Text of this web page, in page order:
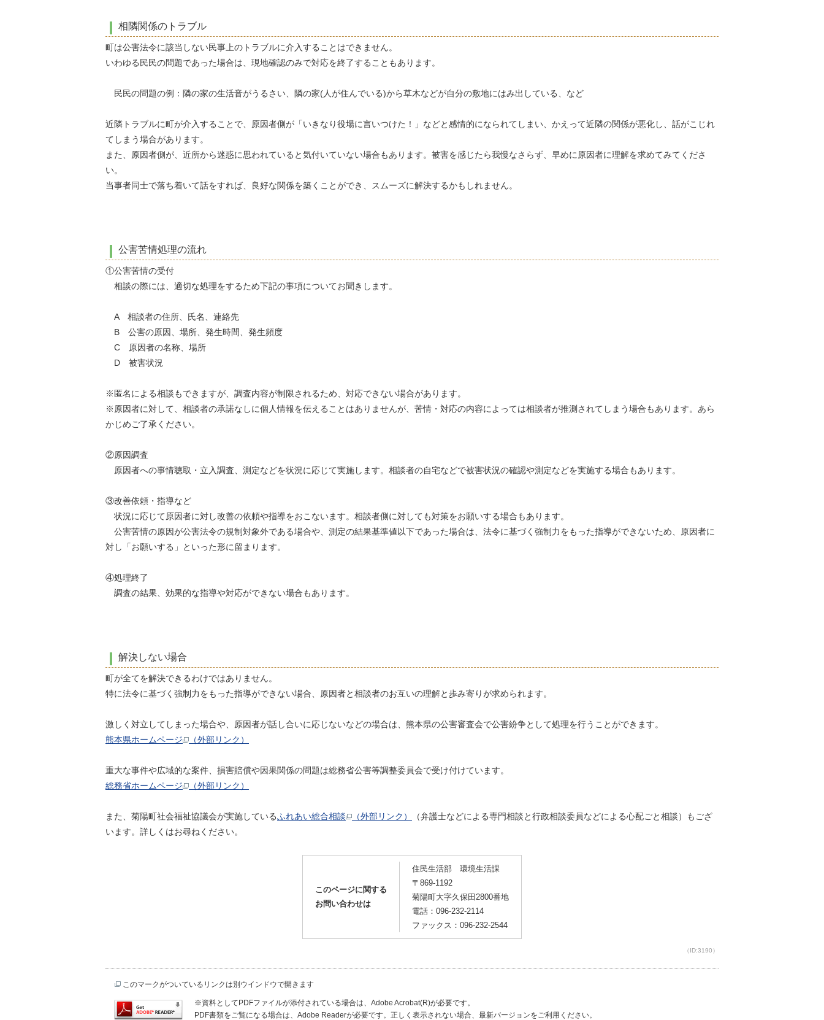
相隣関係のトラブル
町は公害法令に該当しない民事上のトラブルに介入することはできません。
いわゆる民民の問題であった場合は、現地確認のみで対応を終了することもあります。
民民の問題の例：隣の家の生活音がうるさい、隣の家(人が住んでいる)から草木などが自分の敷地にはみ出している、など
近隣トラブルに町が介入することで、原因者側が「いきなり役場に言いつけた！」などと感情的になられてしまい、かえって近隣の関係が悪化し、話がこじれ
てしまう場合があります。
また、原因者側が、近所から迷惑に思われていると気付いていない場合もあります。被害を感じたら我慢なさらず、早めに原因者に理解を求めてみてくださ
い。
当事者同士で落ち着いて話をすれば、良好な関係を築くことができ、スムーズに解決するかもしれません。
公害苦情処理の流れ
①公害苦情の受付
相談の際には、適切な処理をするため下記の事項についてお聞きします。
A 相談者の住所、氏名、連絡先
B 公害の原因、場所、発生時間、発生頻度
C 原因者の名称、場所
D 被害状況
※匿名による相談もできますが、調査内容が制限されるため、対応できない場合があります。
※原因者に対して、相談者の承諾なしに個人情報を伝えることはありませんが、苦情・対応の内容によっては相談者が推測されてしまう場合もあります。あら
かじめご了承ください。
②原因調査
原因者への事情聴取・立入調査、測定などを状況に応じて実施します。相談者の自宅などで被害状況の確認や測定などを実施する場合もあります。
③改善依頼・指導など
状況に応じて原因者に対し改善の依頼や指導をおこないます。相談者側に対しても対策をお願いする場合もあります。
公害苦情の原因が公害法令の規制対象外である場合や、測定の結果基準値以下であった場合は、法令に基づく強制力をもった指導ができないため、原因者に
対し「お願いする」といった形に留まります。
④処理終了
調査の結果、効果的な指導や対応ができない場合もあります。
解決しない場合
町が全てを解決できるわけではありません。
特に法令に基づく強制力をもった指導ができない場合、原因者と相談者のお互いの理解と歩み寄りが求められます。
激しく対立してしまった場合や、原因者が話し合いに応じないなどの場合は、熊本県の公害審査会で公害紛争として処理を行うことができます。
熊本県ホームページ
（外部リンク）
重大な事件や広域的な案件、損害賠償や因果関係の問題は総務省公害等調整委員会で受け付けています。
総務省ホームページ
（外部リンク）
また、菊陽町社会福祉協議会が実施しているふれあい総合相談 （外部リンク）
（弁護士などによる専門相談と行政相談委員などによる心配ごと相談）もござ
います。詳しくはお尋ねください。
このページに関する
お問い合わせは
住民生活部 環境生活課
〒869-1192
菊陽町大字久保田2800番地
電話：096-232-2114
ファックス：096-232-2544
（ID:3190）
このマークがついているリンクは別ウインドウで開きます
※資料としてPDFファイルが添付されている場合は、Adobe Acrobat(R)が必要です。
PDF書類をご覧になる場合は、Adobe Readerが必要です。正しく表示されない場合、最新バージョンをご利用ください。